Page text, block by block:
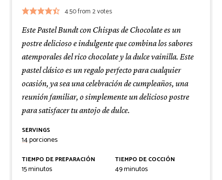
4.50from 2votes
Este Pastel Bundt con Chispas de Chocolate es un
postre delicioso e indulgente que combina los sabores
atemporales del rico chocolate y la dulce vainilla. Este
pastel clásico es un regalo perfecto para cualquier
ocasión, ya sea una celebración de cumpleaños, una
reunión familiar, o simplemente un delicioso postre
para satisfacer tu antojo de dulce.
SERVINGS
14porciones
TIEMPO DE PREPARACIÓN
15minutos
minutos
TIEMPO DE COCCIÓN
49minutos
minutos